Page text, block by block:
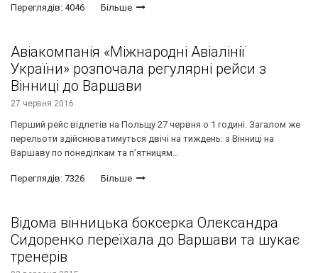
Переглядів: 4046 Більше
Авіакомпанія «Міжнародні Авіалінії
України» розпочала регулярні рейси з
Вінниці до Варшави
27 червня 2016
Перший рейс відлетів на Польщу 27 червня о 1 годині. Загалом же
перельоти здійснюватимуться двічі на тиждень: з Вінниці на
Варшаву по понеділкам та п’ятницям...
Переглядів: 7326 Більше
Відома вінницька боксерка Олександра
Сидоренко переїхала до Варшави та шукає
тренерів